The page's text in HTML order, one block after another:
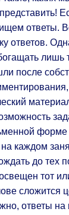
ответы.
ответов.
лишь
после
форме
каждом
до тех
тот
сложится
ответы